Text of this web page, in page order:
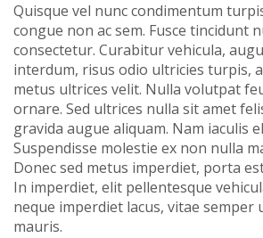
Quisque vel nunc condimentum
congue non ac sem. Fusce tincidunt
consectetur. Curabitur vehicula,
interdum, risus odio ultricies turpis,
metus ultrices velit. Nulla volutpat
ornare. Sed ultrices nulla sit amet
gravida augue aliquam. Nam iaculis
Suspendisse molestie ex non nulla
Donec sed metus imperdiet, porta
In imperdiet, elit pellentesque
neque imperdiet lacus, vitae semper
mauris.